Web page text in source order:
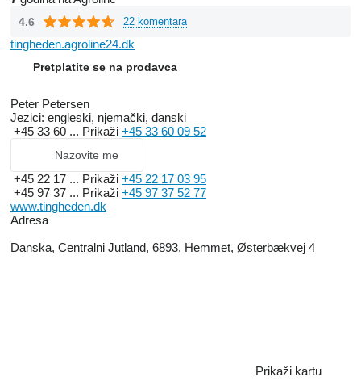
4.6 22 komentara
tingheden.agroline24.dk
Pretplatite se na prodavca
Peter Petersen
Jezici: engleski, njemački, danski
+45 33 60 ... Prikaži +45 33 60 09 52
Nazovite me
+45 22 17 ... Prikaži +45 22 17 03 95
+45 97 37 ... Prikaži +45 97 37 52 77
www.tingheden.dk
Adresa
Danska, Centralni Jutland, 6893, Hemmet, Østerbækvej 4
Prikaži kartu